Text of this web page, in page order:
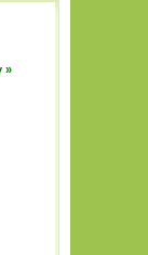
»